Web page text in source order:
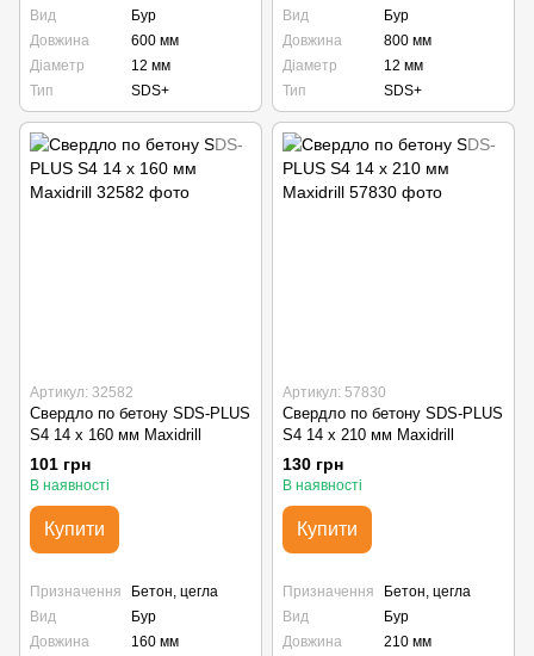
Вид
Бур
Довжина
600 мм
Діаметр
12 мм
Тип
SDS+
Вид
Бур
Довжина
800 мм
Діаметр
12 мм
Тип
SDS+
Артикул: 32582
Свердло по бетону SDS-PLUS
S4 14 х 160 мм Maxidrill
101 грн
В наявності
Купити
Призначення
Бетон, цегла
Вид
Бур
Довжина
160 мм
Артикул: 57830
Свердло по бетону SDS-PLUS
S4 14 х 210 мм Maxidrill
130 грн
В наявності
Купити
Призначення
Бетон, цегла
Вид
Бур
Довжина
210 мм